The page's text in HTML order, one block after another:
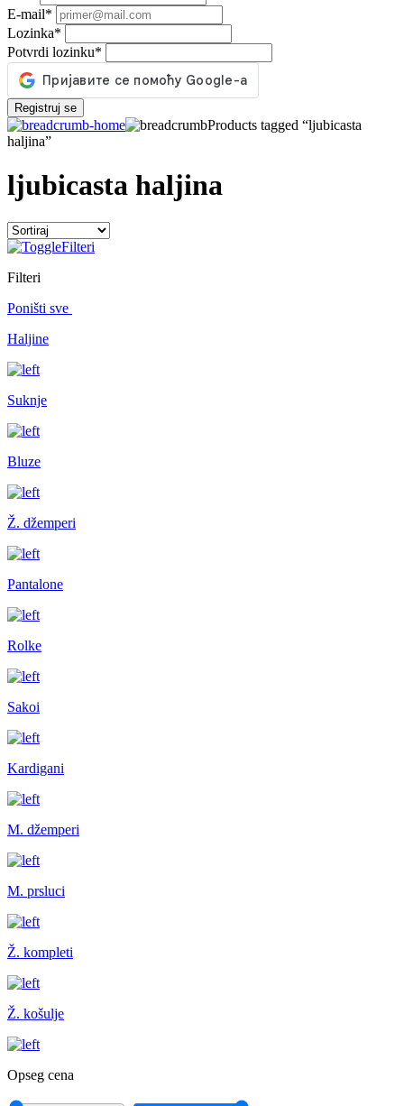
E-mail*
Lozinka*
Potvrdi lozinku*
Registruj se
Products tagged “ljubicasta
haljina”
ljubicasta haljina
Filteri
Filteri
Poništi sve
Haljine
Suknje
Bluze
Ž. džemperi
Pantalone
Rolke
Sakoi
Kardigani
M. džemperi
M. prsluci
Ž. kompleti
Ž. košulje
Opseg cena